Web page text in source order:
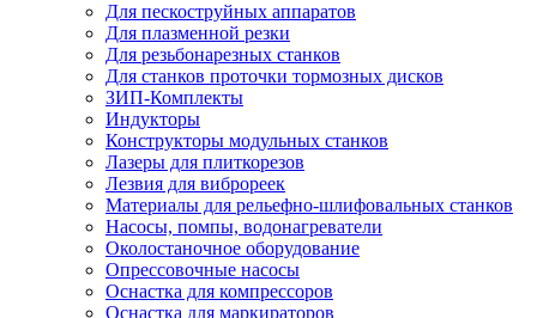
Для пескоструйных аппаратов
Для плазменной резки
Для резьбонарезных станков
Для станков проточки тормозных дисков
ЗИП-Комплекты
Индукторы
Конструкторы модульных станков
Лазеры для плиткорезов
Лезвия для виброреек
Материалы для рельефно-шлифовальных станков
Насосы, помпы, водонагреватели
Околостаночное оборудование
Опрессовочные насосы
Оснастка для компрессоров
Оснастка для маркираторов